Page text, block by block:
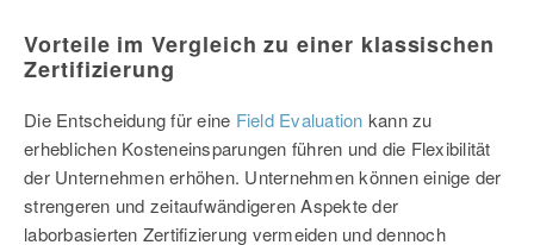
Vorteile im Vergleich zu einer klassischen
Zertifizierung
Die Entscheidung für eine Field Evaluation kann zu
erheblichen Kosteneinsparungen führen und die Flexibilität
der Unternehmen erhöhen. Unternehmen können einige der
strengeren und zeitaufwändigeren Aspekte der
laborbasierten Zertifizierung vermeiden und dennoch